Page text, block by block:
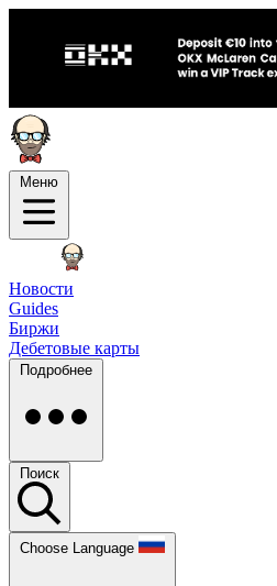
Меню
Новости
Guides
Биржи
Дебетовые карты
Подробнее
Поиск
Choose Language